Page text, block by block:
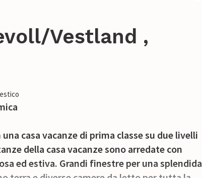
Vestland ,
casa vacanze di prima classe su due livelli
della casa vacanze sono arredate con
ed estiva. Grandi finestre per una splendida